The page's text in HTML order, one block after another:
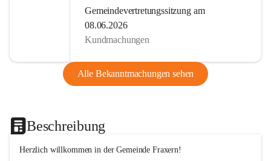
Gemeindevertretungssitzung am
08.06.2026
Kundmachungen
Alle Bekanntmachungen sehen
Beschreibung
Herzlich willkommen in der Gemeinde Fraxern!